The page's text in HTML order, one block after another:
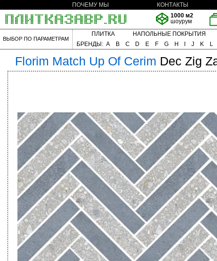
ПОЧЕМУ МЫ
КОНТАКТЫ
1000 м2
шоурум
ВЫБОР ПО ПАРАМЕТРАМ
ПЛИТКА
НАПОЛЬНЫЕ ПОКРЫТИЯ
БРЕНДЫ: A B C D E F G H J K L
Florim Match Up Of Cerim Dec Zig